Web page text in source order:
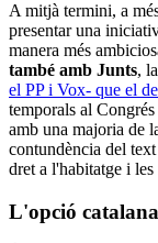
A mitjà termini, a
presentar una
manera més
també amb Junts,
el PP i Vox- que el
temporals al
amb una majoria de
contundència del
dret a l'habitatge i
L'opció